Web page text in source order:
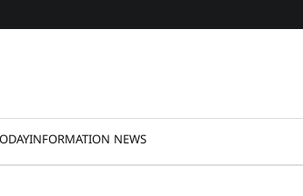
INFORMATION NEWS